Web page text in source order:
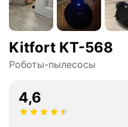
Kitfort KT-568
Роботы-пылесосы
4,6